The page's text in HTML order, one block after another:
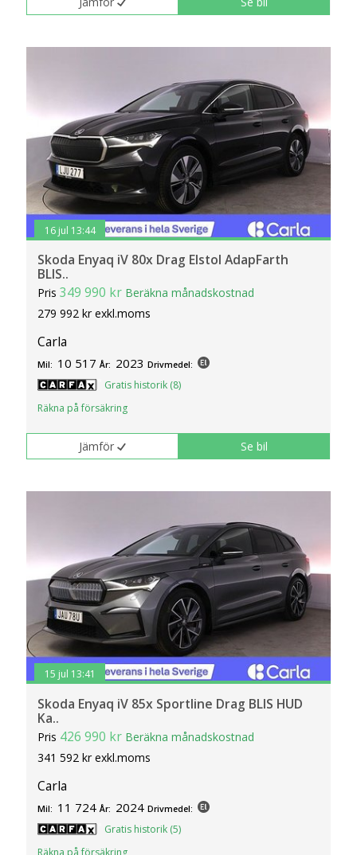
16 jul 13:44
Skoda Enyaq iV 80x Drag Elstol AdapFarth
BLIS..
Pris349 990 kr Beräkna månadskostnad
279 992 kr exkl.moms
Carla
Mil: 10 517 År: 2023 Drivmedel:
Gratis historik (8)
Räkna på försäkring
Jämför Se bil
15 jul 13:41
Skoda Enyaq iV 85x Sportline Drag BLIS HUD
Ka..
Pris 426 990 kr Beräkna månadskostnad
341 592 kr exkl.moms
Carla
Mil: 11 724 År: 2024 Drivmedel:
Gratis historik (5)
Räkna på försäkring